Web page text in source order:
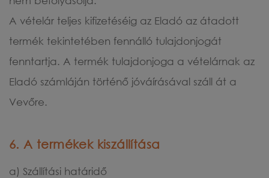
A vételár teljes kifizetéséig az Eladó az átadott
termék tekintetében fennálló tulajdonjogát
fenntartja. A termék tulajdonjoga a vételárnak az
Eladó számláján történő jóváírásával száll át a
Vevőre.
6. A termékek kiszállítása
a) Szállítási határidő